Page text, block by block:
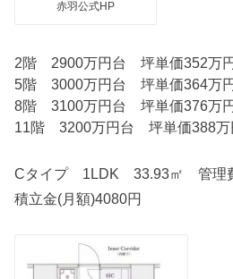
赤羽公式HP
2階 2900万円台 坪単価352万
5階 3000万円台 坪単価364万
8階 3100万円台 坪単価376万
11階 3200万円台 坪単価388万
Cタイプ 1LDK 33.93㎡ 管理
積立金(月額)4080円